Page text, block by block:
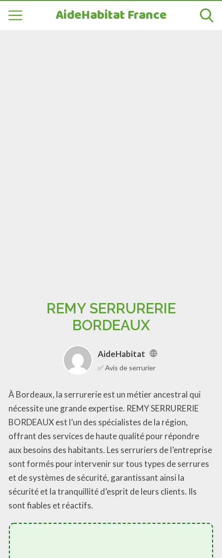
AideHabitat France
REMY SERRURERIE
BORDEAUX
AideHabitat
✅ Avis de serrurier
À Bordeaux, la serrurerie est un métier ancestral qui
nécessite une grande expertise. REMY SERRURERIE
BORDEAUX est l’un des spécialistes de la région,
offrant des services de haute qualité pour répondre
aux besoins des habitants. Les serruriers de l’entreprise
sont formés pour intervenir sur tous types de serrures
et de systèmes de sécurité, garantissant ainsi la
sécurité et la tranquillité d’esprit de leurs clients. Ils
sont fiables et réactifs.